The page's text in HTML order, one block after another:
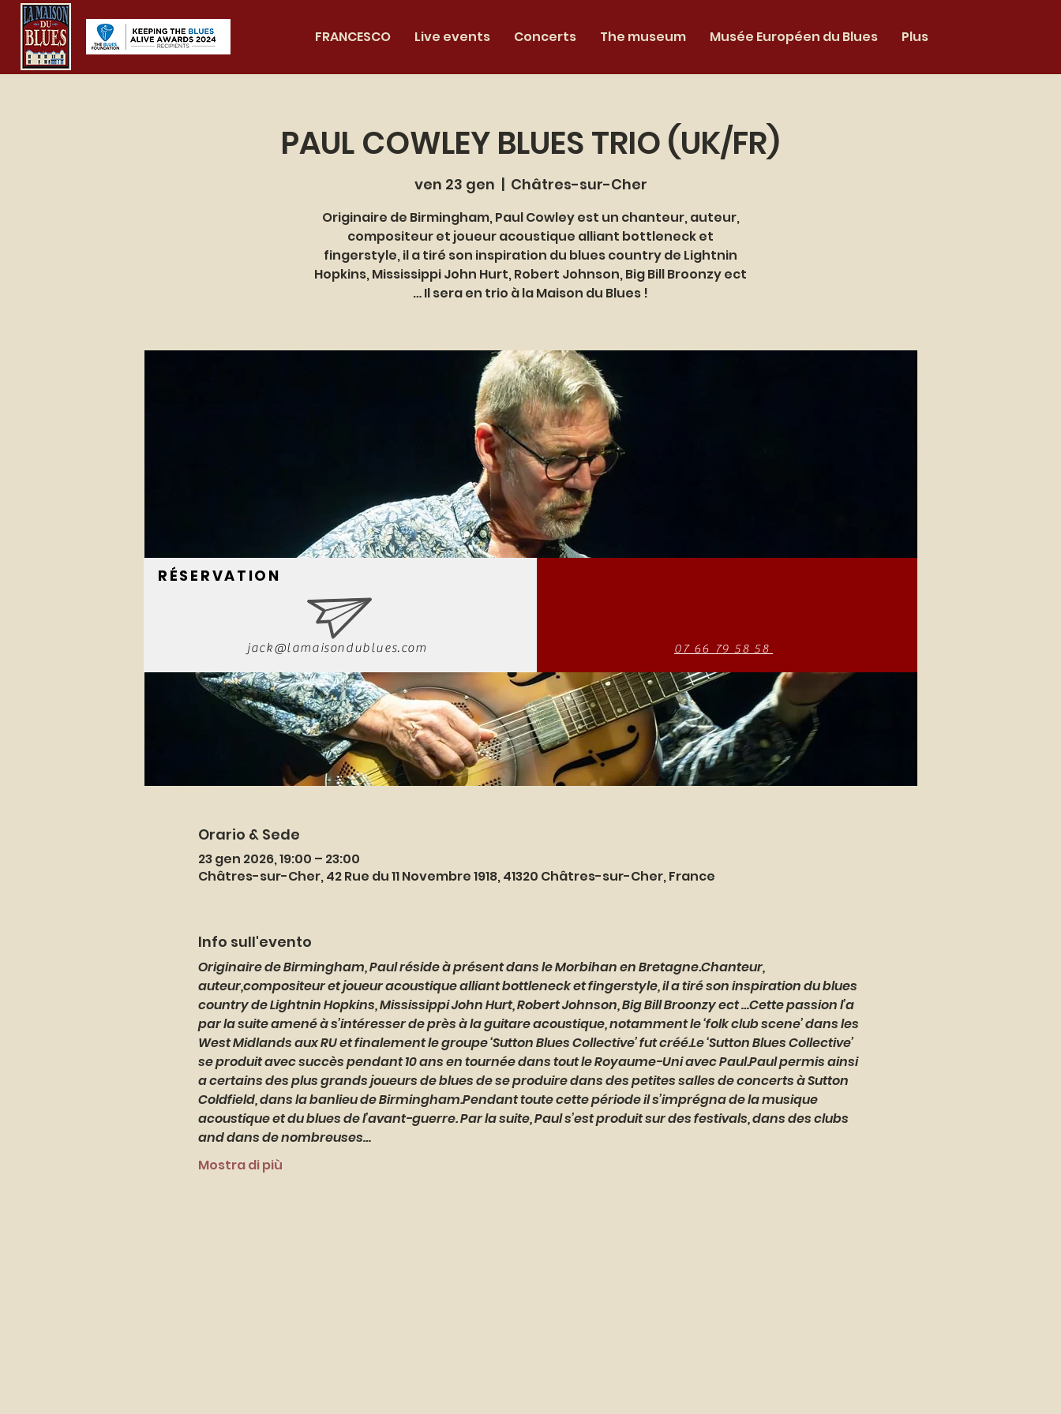
FRANCESCO Live events Concerts The museum Musée Européen du Blues Plus
PAUL COWLEY BLUES TRIO (UK/FR)
ven 23 gen
  |
Châtres-sur-Cher
Originaire de Birmingham, Paul Cowley est un chanteur, auteur,
compositeur et joueur acoustique alliant bottleneck et
fingerstyle, il a tiré son inspiration du blues country de Lightnin
Hopkins, Mississippi John Hurt, Robert Johnson, Big Bill Broonzy ect
… Il sera en trio à la Maison du Blues !
Orario & Sede
23 gen 2026, 19:00 – 23:00
Châtres-sur-Cher, 42 Rue du 11 Novembre 1918, 41320 Châtres-sur-Cher, France
Info sull'evento
Originaire de Birmingham, Paul réside à présent dans le Morbihan en Bretagne.Chanteur,
auteur,compositeur et joueur acoustique alliant bottleneck et fingerstyle, il a tiré son inspiration du blues
country de Lightnin Hopkins, Mississippi John Hurt, Robert Johnson, Big Bill Broonzy ect …Cette passion l’a
par la suite amené à s’intéresser de près à la guitare acoustique, notamment le ‘folk club scene’ dans les
West Midlands aux RU et finalement le groupe ‘Sutton Blues Collective’ fut créé.Le ‘Sutton Blues Collective’
se produit avec succès pendant 10 ans en tournée dans tout le Royaume-Uni avec Paul.Paul permis ainsi
a certains des plus grands joueurs de blues de se produire dans des petites salles de concerts à Sutton
Coldfield, dans la banlieu de Birmingham.Pendant toute cette période il s’imprégna de la musique
acoustique et du blues de l’avant-guerre. Par la suite, Paul s’est produit sur des festivals, dans des clubs
and dans de nombreuses…
Mostra di più
jack@lamaisondublues.com 07 66 79 58 58
RÉSERVATION